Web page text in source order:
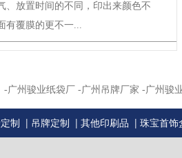
有覆膜的更不一...
同批次的牛皮纸或黑卡纸
3、造纸季节因素也会影响纸张的颜
-广州骏业纸袋厂 -广州吊牌厂家 -广州骏
制 | 吊牌定制 | 其他印刷品 | 珠宝首饰